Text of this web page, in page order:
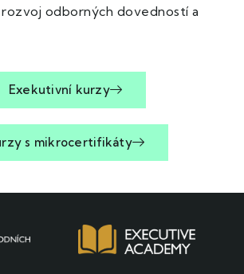
odborných dovedností a
Exekutivní kurzy
s mikrocertifikáty